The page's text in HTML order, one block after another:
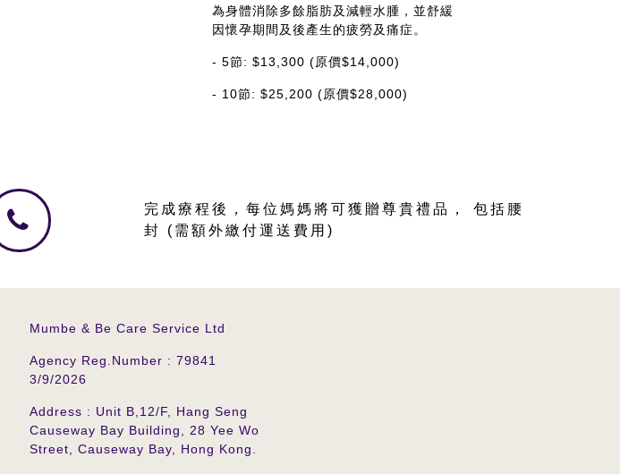
為身體消除多餘脂肪及減輕水腫，並舒緩
因懷孕期間及後產生的疲勞及痛症。
- 5節: $13,300 (原價$14,000)
- 10節: $25,200 (原價$28,000)
完成療程後，每位媽媽將可獲贈尊貴禮品， 包括腰
封 (需額外繳付運送費用)
Mumbe & Be Care Service Ltd
Agency Reg.Number : 79841
3/9/2026
Address : Unit B,12/F, Hang Seng
Causeway Bay Building, 28 Yee Wo
Street, Causeway Bay, Hong Kong.